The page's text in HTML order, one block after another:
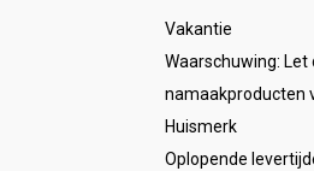
Vakantie
Waarschuwing: Let
namaakproducten
Huismerk
Oplopende